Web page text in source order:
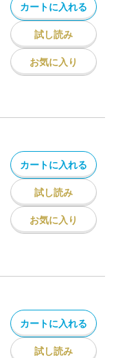
カートに入れる
試し読み
お気に入り
カートに入れる
試し読み
お気に入り
カートに入れる
試し読み